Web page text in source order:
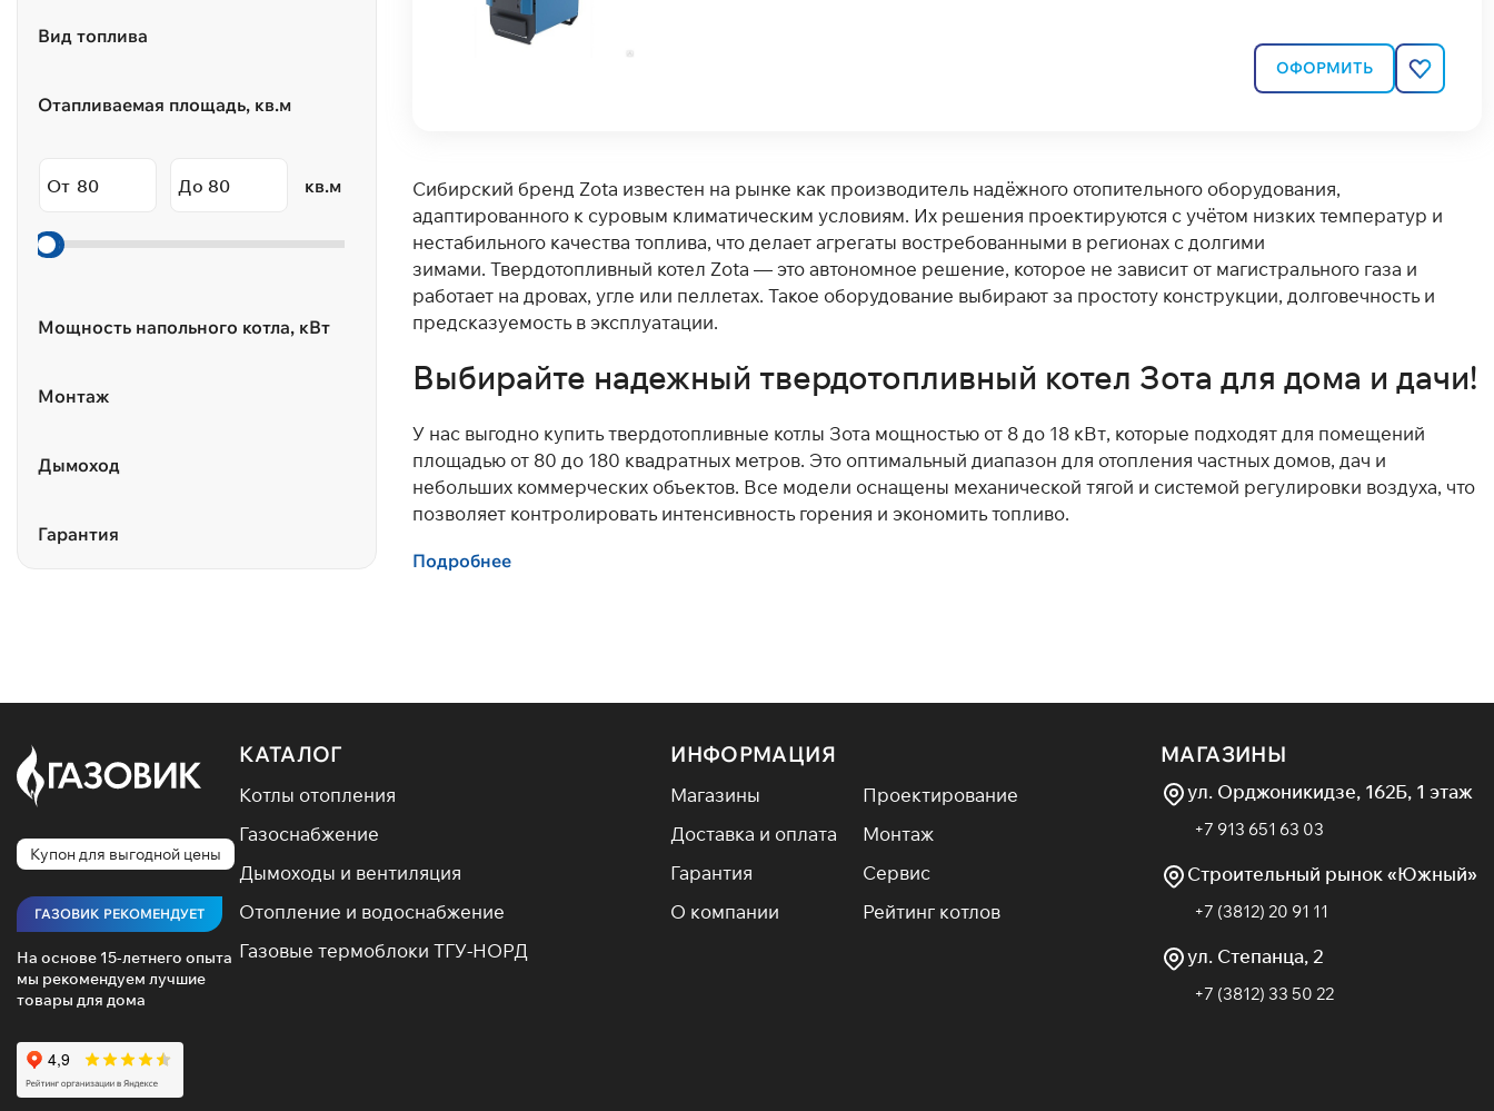
Вид топлива
Отапливаемая площадь, кв.м
От До кв.м
Мощность напольного котла, кВт
Монтаж
Дымоход
Гарантия
ОФОРМИТЬ
Сибирский бренд Zota известен на рынке как производитель надёжного отопительного оборудования,
адаптированного к суровым климатическим условиям. Их решения проектируются с учётом низких температур и
нестабильного качества топлива, что делает агрегаты востребованными в регионах с долгими
зимами. Твердотопливный котел Zota — это автономное решение, которое не зависит от магистрального газа и
работает на дровах, угле или пеллетах. Такое оборудование выбирают за простоту конструкции, долговечность и
предсказуемость в эксплуатации.
Выбирайте надежный твердотопливный котел Зота для дома и дачи!
У нас выгодно купить твердотопливные котлы Зота мощностью от 8 до 18 кВт, которые подходят для помещений
площадью от 80 до 180 квадратных метров. Это оптимальный диапазон для отопления частных домов, дач и
небольших коммерческих объектов. Все модели оснащены механической тягой и системой регулировки воздуха, что
позволяет контролировать интенсивность горения и экономить топливо.
Предлагаем по доступной цене твердотопливные котлы Zota из двух популярных серий.
Подробнее
Купон для выгодной цены
ГАЗОВИК РЕКОМЕНДУЕТ
На основе 15-летнего опыта
мы рекомендуем лучшие
товары для дома
КАТАЛОГ
Котлы отопления
Газоснабжение
Дымоходы и вентиляция
Отопление и водоснабжение
Газовые термоблоки ТГУ-НОРД
ИНФОРМАЦИЯ
Магазины
Проектирование
Доставка и оплата
Монтаж
Гарантия
Сервис
О компании
Рейтинг котлов
МАГАЗИНЫ
ул. Орджоникидзе, 162Б, 1 этаж
+7 913 651 63 03
Строительный рынок «Южный»
+7 (3812) 20 91 11
ул. Степанца, 2
+7 (3812) 33 50 22